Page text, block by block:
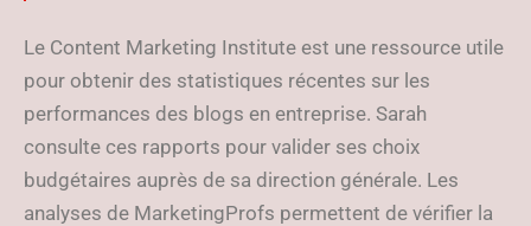
Le Content Marketing Institute est une ressource utile
pour obtenir des statistiques récentes sur les
performances des blogs en entreprise. Sarah
consulte ces rapports pour valider ses choix
budgétaires auprès de sa direction générale. Les
analyses de MarketingProfs permettent de vérifier la